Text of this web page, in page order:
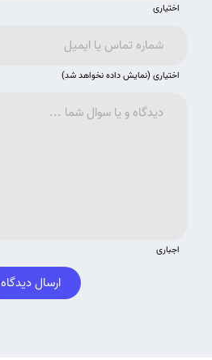
اختیاری
اختیاری (نمایش داده نخواهد شد)
اجباری
ارسال دیدگاه